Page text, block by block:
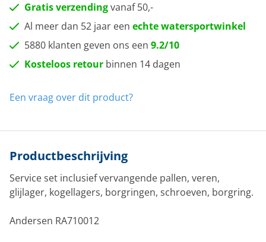
Gratis verzendingvanaf 50,-
Al meer dan 52 jaar een echte watersportwinkel
5880 klanten geven ons een 9.2/10
Kosteloos retour binnen 14 dagen
Een vraag over dit product?
Productbeschrijving
Service set inclusief vervangende pallen, veren,
glijlager, kogellagers, borgringen, schroeven, borgring.
Andersen RA710012